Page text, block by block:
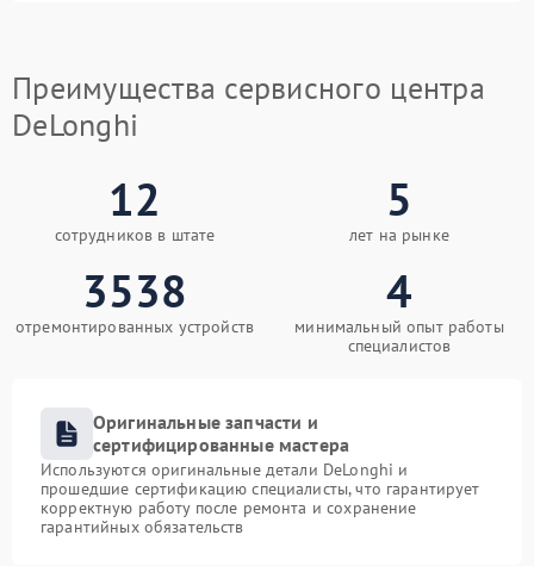
Преимущества сервисного центра
DeLonghi
12
сотрудников в штате
5
лет на рынке
3538
отремонтированных устройств
4
минимальный опыт работы
специалистов
Оригинальные запчасти и
сертифицированные мастера
Используются оригинальные детали DeLonghi и
прошедшие сертификацию специалисты, что гарантирует
корректную работу после ремонта и сохранение
гарантийных обязательств